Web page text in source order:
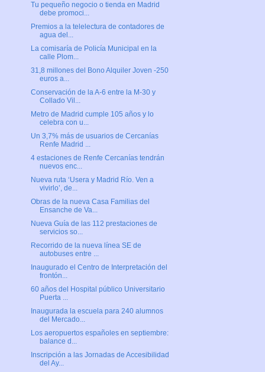
Tu pequeño negocio o tienda en Madrid
debe promoci...
Premios a la telelectura de contadores de
agua del...
La comisaría de Policía Municipal en la
calle Plom...
31,8 millones del Bono Alquiler Joven -250
euros a...
Conservación de la A-6 entre la M-30 y
Collado Vil...
Metro de Madrid cumple 105 años y lo
celebra con u...
Un 3,7% más de usuarios de Cercanías
Renfe Madrid ...
4 estaciones de Renfe Cercanías tendrán
nuevos enc...
Nueva ruta ‘Usera y Madrid Río. Ven a
vivirlo’, de...
Obras de la nueva Casa Familias del
Ensanche de Va...
Nueva Guía de las 112 prestaciones de
servicios so...
Recorrido de la nueva línea SE de
autobuses entre ...
Inaugurado el Centro de Interpretación del
frontón...
60 años del Hospital público Universitario
Puerta ...
Inaugurada la escuela para 240 alumnos
del Mercado...
Los aeropuertos españoles en septiembre:
balance d...
Inscripción a las Jornadas de Accesibilidad
del Ay...